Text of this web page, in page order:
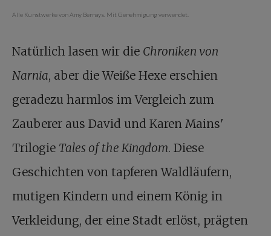
Alle Kunstwerke von Amy Bernays. Mit Genehmigung verwendet.
Natürlich lasen wir die Chroniken von
Narnia, aber die Weiße Hexe erschien
geradezu harmlos im Vergleich zum
Zauberer aus David und Karen Mains'
Trilogie Tales of the Kingdom. Diese
Geschichten von tapferen Waldläufern,
mutigen Kindern und einem König in
Verkleidung, der eine Stadt erlöst, prägten